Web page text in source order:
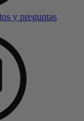
y preguntas